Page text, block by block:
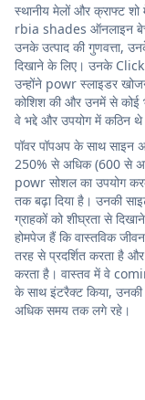
स्थानीय मेलों और क्राफ्ट
rbia shades ऑनलाइन
उनके उत्पाद की गुणवत्ता,
दिखाने के लिए। उनके
उन्होंने powr स्लाइडर
कोशिश की और उनमें से कोई
वे भद्दे और उपयोग में कठिन
पॉवर पॉपअप के साथ
250% से अधिक (600 से
powr सोशल का उपयोग
तक बढ़ा दिया है। उनकी
ग्राहकों को शीघ्रता से
होमपेज हैं कि वास्तविक
तरह से प्रदर्शित करता है
करता है। वास्तव में वे
के साथ इंटरैक्ट किया, उनकी
अधिक समय तक लगे रहे।